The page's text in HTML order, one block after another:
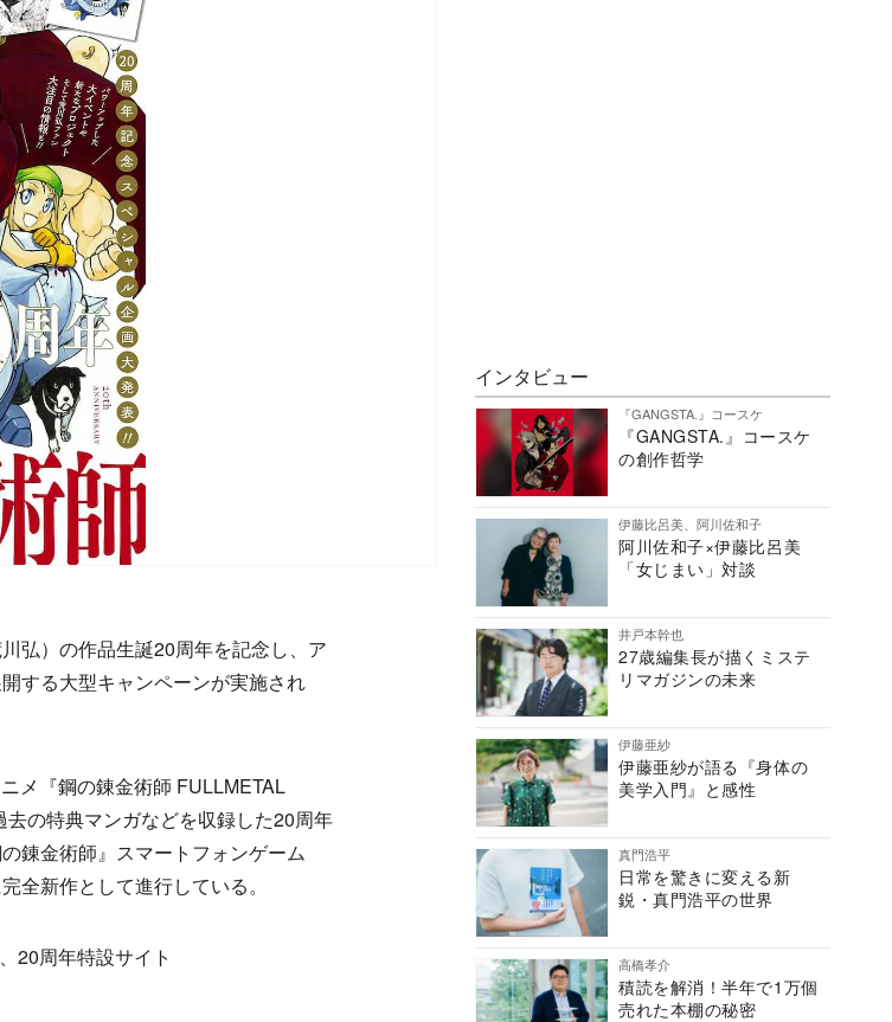
弘）の作品生誕20周年を記念し、ア
する大型キャンペーンが実施され
メ『鋼の錬金術師 FULLMETAL
の特典マンガなどを収録した20周年
錬金術師』スマートフォンゲーム
全新作として進行している。
20周年特設サイト
インタビュー
『GANGSTA.』コースケ
『GANGSTA.』コースケ
の創作哲学
伊藤比呂美、阿川佐和子
阿川佐和子×伊藤比呂美
「女じまい」対談
井戸本幹也
27歳編集長が描くミステ
リマガジンの未来
伊藤亜紗
伊藤亜紗が語る『身体の
美学入門』と感性
真門浩平
日常を驚きに変える新
鋭・真門浩平の世界
高橋孝介
積読を解消！半年で1万個
売れた本棚の秘密